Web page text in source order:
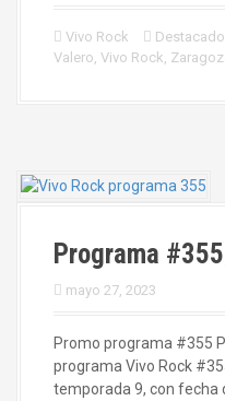
Vivo Rock
Valero, Vivo Rock,
Programa
mayo 27, 2023
Promo programa #355
programa Vivo Rock
temporada 9, con fecha